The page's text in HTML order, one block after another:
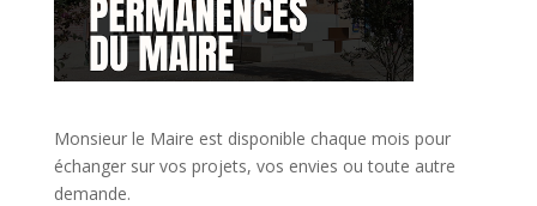
Monsieur le Maire est disponible chaque mois pour
échanger sur vos projets, vos envies ou toute autre
demande.